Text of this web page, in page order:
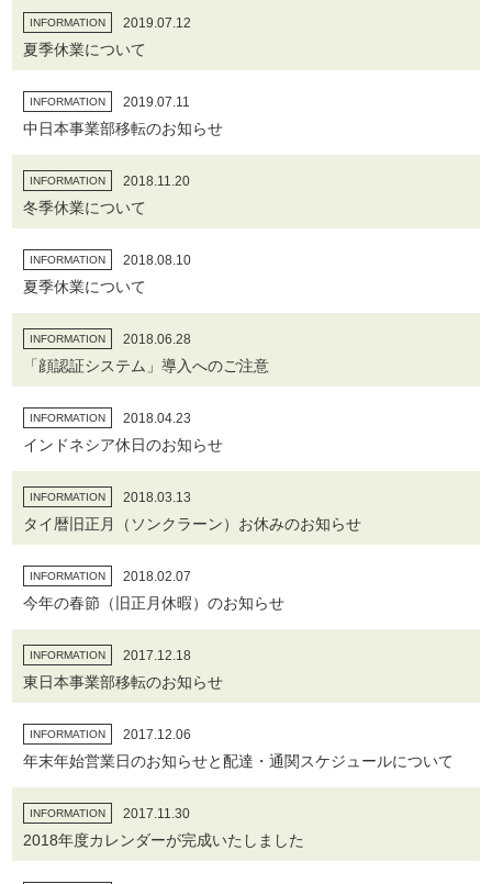
INFORMATION 2019.07.12
夏季休業について
INFORMATION 2019.07.11
中日本事業部移転のお知らせ
INFORMATION 2018.11.20
冬季休業について
INFORMATION 2018.08.10
夏季休業について
INFORMATION 2018.06.28
「顔認証システム」導入へのご注意
INFORMATION 2018.04.23
インドネシア休日のお知らせ
INFORMATION 2018.03.13
タイ暦旧正月（ソンクラーン）お休みのお知らせ
INFORMATION 2018.02.07
今年の春節（旧正月休暇）のお知らせ
INFORMATION 2017.12.18
東日本事業部移転のお知らせ
INFORMATION 2017.12.06
年末年始営業日のお知らせと配達・通関スケジュールについて
INFORMATION 2017.11.30
2018年度カレンダーが完成いたしました